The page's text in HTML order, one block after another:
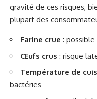
gravité de ces risques,
plupart des
Farine crue : possible
Œufs crus : risque
Température de
bactéries